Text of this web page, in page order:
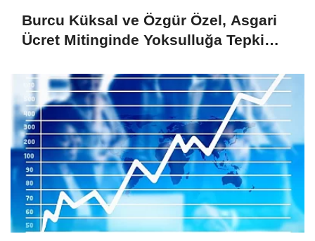
Burcu Küksal ve Özgür Özel, Asgari
Ücret Mitinginde Yoksulluğa Tepki